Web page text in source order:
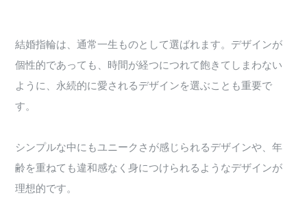
結婚指輪は、通常一生ものとして選ばれます。デザインが
個性的であっても、時間が経つにつれて飽きてしまわない
ように、永続的に愛されるデザインを選ぶことも重要で
す。
シンプルな中にもユニークさが感じられるデザインや、年
齢を重ねても違和感なく身につけられるようなデザインが
理想的です。